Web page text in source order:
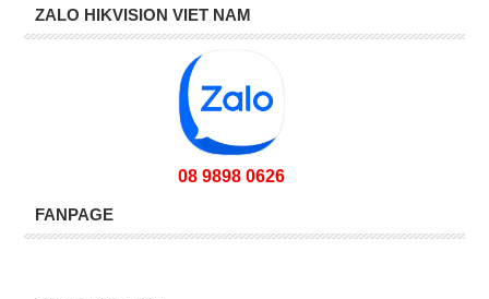
ZALO HIKVISION VIET NAM
08 9898 0626
FANPAGE